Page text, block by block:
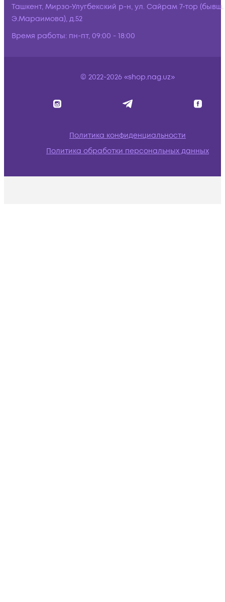
Ташкент, Мирзо-Улугбекский р-н, ул. Сайрам 7-тор (бывш.
Э.Мараимова), д.52
Время работы: пн-пт, 09:00 - 18:00
© 2022-2026 «shop.nag.uz»
Политика конфиденциальности
Политика обработки персональных данных